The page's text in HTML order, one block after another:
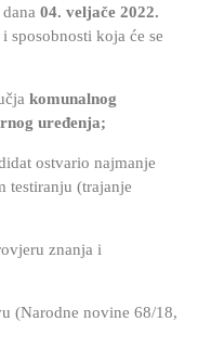
04. veljače 2022.
sposobnosti koja će se
komunalnog
uređenja;
ostvario najmanje
testiranju (trajanje
znanja i
(Narodne novine 68/18,